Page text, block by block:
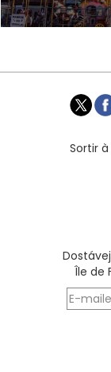
Sortir
Île de